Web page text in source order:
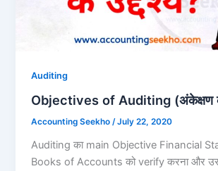
Auditing
Objectives of Auditing (अंकेक्षण के
Accounting Seekho/July 22, 2020
Auditing का main Objective Financial
Books of Accounts को verify करना और